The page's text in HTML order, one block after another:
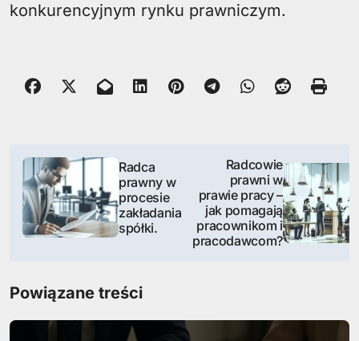
konkurencyjnym rynku prawniczym.
N
w
g
a
Radca
prawny w
procesie
zakładania
spółki.
Radcowie
prawni w
prawie pracy –
jak pomagają
pracownikom i
pracodawcom?
Powiązane treści